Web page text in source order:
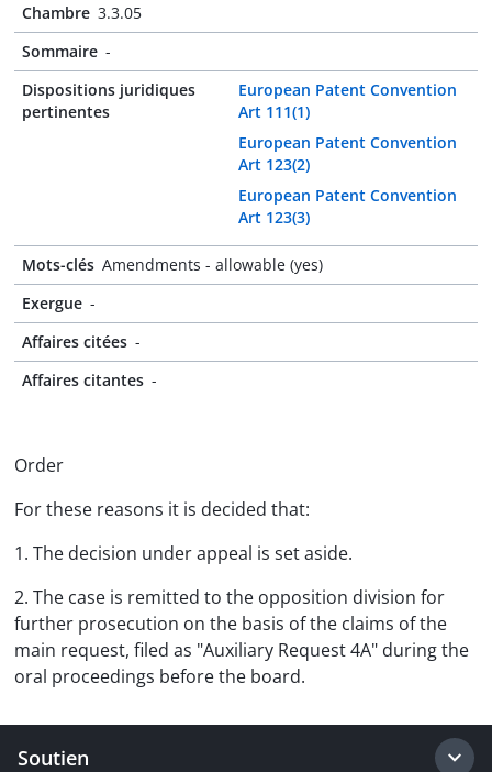
Chambre 3.3.05
Sommaire -
Dispositions juridiques
pertinentes
European Patent Convention
Art 111(1)
European Patent Convention
Art 123(2)
European Patent Convention
Art 123(3)
Mots-clés Amendments - allowable (yes)
Exergue -
Affaires citées -
Affaires citantes -
Order
For these reasons it is decided that:
1. The decision under appeal is set aside.
2. The case is remitted to the opposition division for
further prosecution on the basis of the claims of the
main request, filed as "Auxiliary Request 4A" during the
oral proceedings before the board.
Soutien